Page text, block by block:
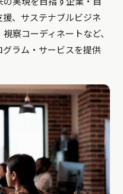
、サステナブルビジネ
察コーディネートなど、
ラム・サービスを提供